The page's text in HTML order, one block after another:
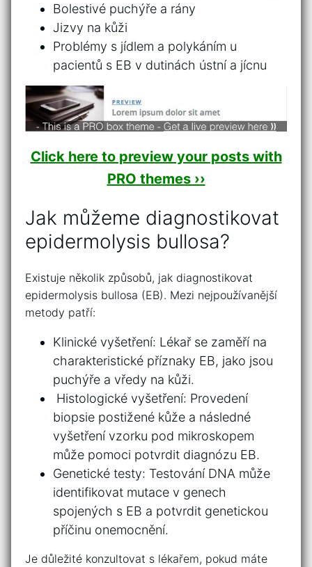
Bolestivé puchýře⁣ a ‍rány
Jizvy na kůži
Problémy s jídlem​ a polykáním u
pacientů s EB v dutinách ústní a jícnu
Click here to preview your posts with
PRO themes ››
Jak můžeme diagnostikovat
epidermolysis bullosa?
Existuje několik způsobů, jak diagnostikovat
epidermolysis⁢ bullosa (EB).‍ Mezi nejpoužívanější
metody patří:
⁣Klinické vyšetření: Lékař‌ se⁢ zaměří na
charakteristické příznaky EB, jako jsou
puchýře a vředy na ⁤kůži.
​ Histologické vyšetření:‌ Provedení​
biopsie postižené kůže a následné ​
vyšetření vzorku pod mikroskopem​
může ‌pomoci potvrdit diagnózu EB.
Genetické‌ testy: Testování DNA⁢ může
identifikovat mutace⁣ v genech
spojených s EB a potvrdit‌ genetickou
⁣příčinu onemocnění.
Je důležité konzultovat s lékařem,⁤ pokud máte